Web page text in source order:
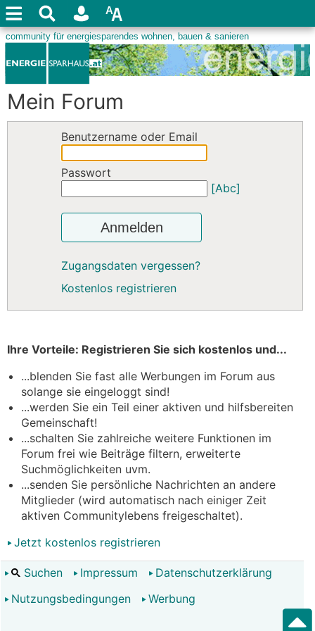
Mein Forum
Benutzername oder Email
Passwort
[Abc]
Anmelden
Zugangsdaten vergessen?
Kostenlos registrieren
Ihre Vorteile: Registrieren Sie sich kostenlos und...
...blenden Sie fast alle Werbungen im Forum aus
solange sie eingeloggt sind!
...werden Sie ein Teil einer aktiven und hilfsbereiten
Gemeinschaft!
...schalten Sie zahlreiche weitere Funktionen im
Forum frei wie Beiträge filtern, erweiterte
Suchmöglichkeiten uvm.
...senden Sie persönliche Nachrichten an andere
Mitglieder (wird automatisch nach einiger Zeit
aktiven Communitylebens freigeschaltet).
Jetzt kostenlos registrieren
Suchen Impressum
Datenschutzerklärung
Nutzungsbedingungen
Werbung